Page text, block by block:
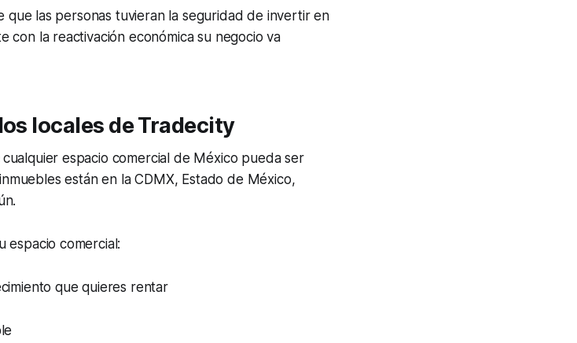
que las personas tuvieran la seguridad de invertir en
con la reactivación económica su negocio va
locales de Tradecity
espacio comercial de México pueda ser
están en la CDMX, Estado de México,
espacio comercial:
que quieres rentar